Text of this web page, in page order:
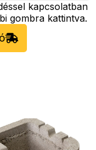
kapcsolatban
gombra kattintva.